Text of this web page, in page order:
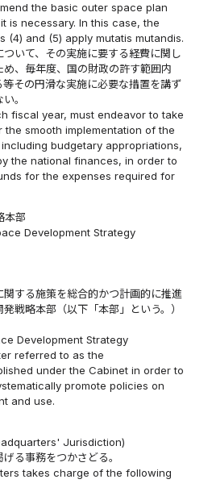
the basic outer space plan
is necessary. In this case, the
(4) and (5) apply mutatis mutandis.
いて、その実施に要する経費に関し
、毎年度、国の財政の許す範囲内
その円滑な実施に必要な措置を講ず
。
fiscal year, must endeavor to take
smooth implementation of the
budgetary appropriations,
the national finances, in order to
for the expenses required for
本部
Development Strategy
関する施策を総合的かつ計画的に推進
戦略本部（以下「本部」という。）
Development Strategy
referred to as the
under the Cabinet in order to
promote policies on
and use.
Jurisdiction)
る事務をつかさどる。
takes charge of the following